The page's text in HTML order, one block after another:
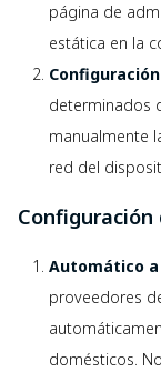
página de
estática en la
determinados
manualmente
red del
Configuración
Automático
proveedores
domésticos.